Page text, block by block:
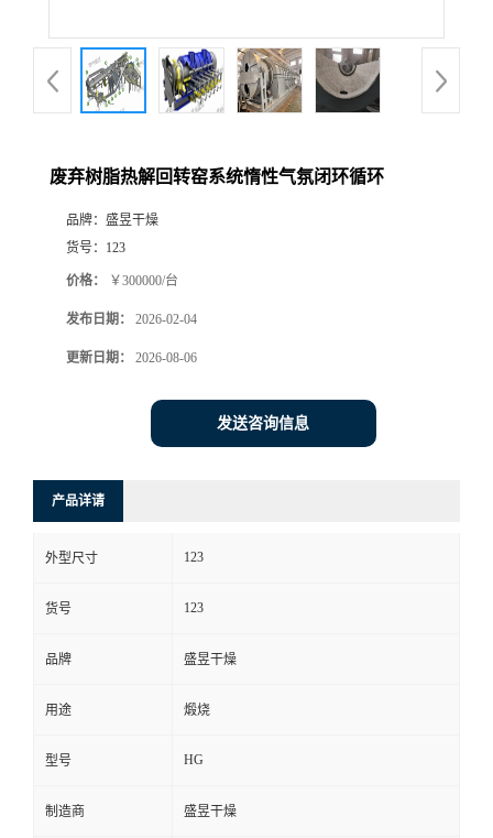
废弃树脂热解回转窑系统惰性气氛闭环循环
品牌： 盛昱干燥
货号： 123
价格： ￥300000/台
发布日期： 2026-02-04
更新日期： 2026-08-06
发送咨询信息
产品详请
外型尺寸 123
货号 123
品牌 盛昱干燥
用途 煅烧
型号 HG
制造商 盛昱干燥